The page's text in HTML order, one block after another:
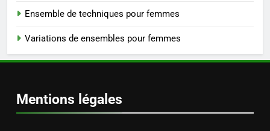
Ensemble de techniques pour femmes
Variations de ensembles pour femmes
Mentions légales